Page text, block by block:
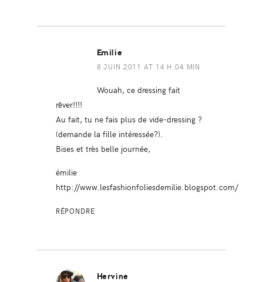
Emilie
8 JUIN 2011 AT 14 H 04 MIN
Wouah, ce dressing fait
rêver!!!!
Au fait, tu ne fais plus de vide-dressing ?
(demande la fille intéressée?).
Bises et très belle journée,
émilie
http://www.lesfashionfoliesdemilie.blogspot.com/
RÉPONDRE
Hervine